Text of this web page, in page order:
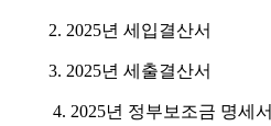
2. 2025년 세입결산서
3. 2025년 세출결산서
4. 2025년 정부보조금 명세서